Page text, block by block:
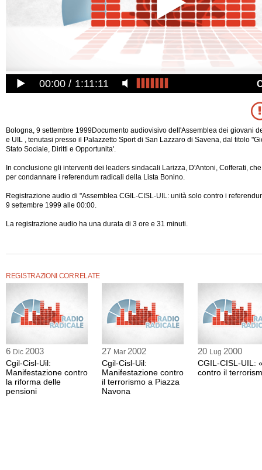
00:00 1:11:11
Bologna, 9 settembre 1999Documento audiovisivo dell'Assemblea dei giovani
e UIL , tenutasi presso il Palazzetto Sport di San Lazzaro di Savena, dal titolo
Stato Sociale, Diritti e Opportunita'.
In conclusione gli interventi dei leaders sindacali Larizza, D'Antoni, Cofferati,
per condannare i referendum radicali della Lista Bonino.
Registrazione audio di "Assemblea CGIL-CISL-UIL: unità solo contro i
9 settembre 1999 alle 00:00.
La registrazione audio ha una durata di 3 ore e 31 minuti.
REGISTRAZIONI CORRELATE
6 Dic 2003
Cgil-Cisl-Uil:
Manifestazione contro
la riforma delle
pensioni
27 Mar 2002
Cgil-Cisl-Uil:
Manifestazione contro
il terrorismo a Piazza
Navona
20 Lug 2000
CGIL-CISL-UIL:
contro il